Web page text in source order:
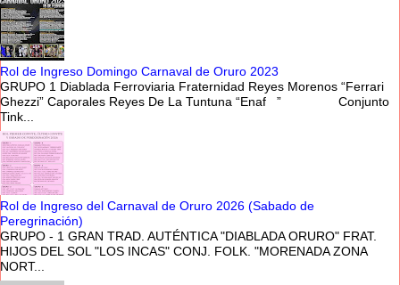
Rol de Ingreso Domingo Carnaval de Oruro 2023
GRUPO 1 Diablada Ferroviaria Fraternidad Reyes Morenos “Ferrari
Ghezzi” Caporales Reyes De La Tuntuna “Enaf ” Conjunto
Tink...
Rol de Ingreso del Carnaval de Oruro 2026 (Sabado de
Peregrinación)
GRUPO - 1 GRAN TRAD. AUTÉNTICA "DIABLADA ORURO" FRAT.
HIJOS DEL SOL "LOS INCAS" CONJ. FOLK. "MORENADA ZONA
NORT...